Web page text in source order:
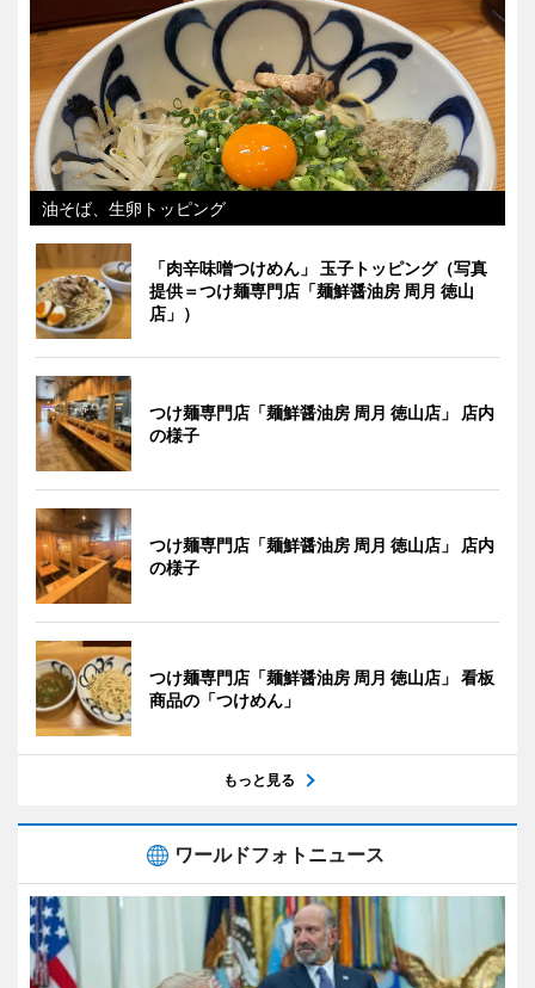
油そば、生卵トッピング
「肉辛味噌つけめん」 玉子トッピング（写真
提供＝つけ麺専門店「麺鮮醤油房 周月 徳山
店」）
つけ麺専門店「麺鮮醤油房 周月 徳山店」 店内
の様子
つけ麺専門店「麺鮮醤油房 周月 徳山店」 店内
の様子
つけ麺専門店「麺鮮醤油房 周月 徳山店」 看板
商品の「つけめん」
もっと見る
ワールドフォトニュース